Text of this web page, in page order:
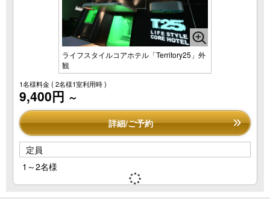
ライフスタイルコアホテル「Territory25」外
観
1名様料金( 2名様1室利用時 )
9,400円 ～
詳細/ご予約
定員
1～2名様